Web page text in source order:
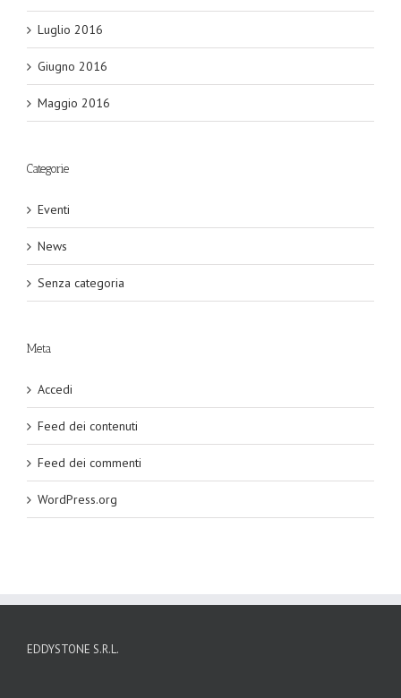
Luglio 2016
Giugno 2016
Maggio 2016
Categorie
Eventi
News
Senza categoria
Meta
Accedi
Feed dei contenuti
Feed dei commenti
WordPress.org
EDDYSTONE S.R.L.